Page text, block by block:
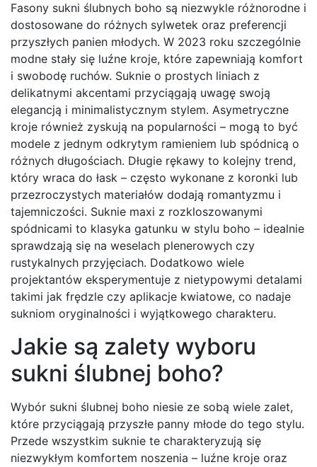
Fasony sukni ślubnych boho są niezwykle różnorodne i
dostosowane do różnych sylwetek oraz preferencji
przyszłych panien młodych. W 2023 roku szczególnie
modne stały się luźne kroje, które zapewniają komfort
i swobodę ruchów. Suknie o prostych liniach z
delikatnymi akcentami przyciągają uwagę swoją
elegancją i minimalistycznym stylem. Asymetryczne
kroje również zyskują na popularności – mogą to być
modele z jednym odkrytym ramieniem lub spódnicą o
różnych długościach. Długie rękawy to kolejny trend,
który wraca do łask – często wykonane z koronki lub
przezroczystych materiałów dodają romantyzmu i
tajemniczości. Suknie maxi z rozkloszowanymi
spódnicami to klasyka gatunku w stylu boho – idealnie
sprawdzają się na weselach plenerowych czy
rustykalnych przyjęciach. Dodatkowo wiele
projektantów eksperymentuje z nietypowymi detalami
takimi jak frędzle czy aplikacje kwiatowe, co nadaje
sukniom oryginalności i wyjątkowego charakteru.
Jakie są zalety wyboru
sukni ślubnej boho?
Wybór sukni ślubnej boho niesie ze sobą wiele zalet,
które przyciągają przyszłe panny młode do tego stylu.
Przede wszystkim suknie te charakteryzują się
niezwykłym komfortem noszenia – luźne kroje oraz